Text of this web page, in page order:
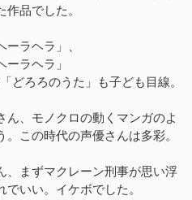
品でした。
ラヘラ」、
ラヘラ」
どろろのうた」も子ども目線。
ん、モノクロの動くマンガのよ
この時代の声優さんは多彩。
、まずマクレーン刑事が思い浮
いい。イケボでした。